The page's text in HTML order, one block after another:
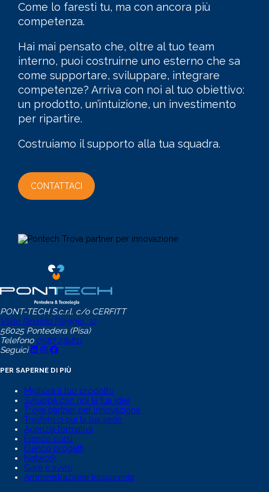
Come lo faresti tu, ma con ancora più
competenza.
Hai mai pensato che, oltre al tuo team
interno, puoi costruirne uno esterno che sa
come supportare, sviluppare, integrare
competenze? Arriva con noi al tuo obiettivo:
un prodotto, un’intuizione, un investimento
per ripartire.
Costruiamo il supporto alla tua squadra.
CONTATTACI
PONT-TECH S.c.r.l. c/o CERFITT
Viale Rinaldo Piaggio, 32
56025 Pontedera (Pisa)
Telefono 0587 274811
Seguici
PER SAPERNE DI PIÙ
Migliora il tuo prodotto
Sviluppa con noi la tua idea
Trova partner per innovazione
Trasferisci qui la tua sede
Agenzia formativa
Elenco corsi
Elenco progetti
Network
Gare e avvisi
Amministrazione trasparente